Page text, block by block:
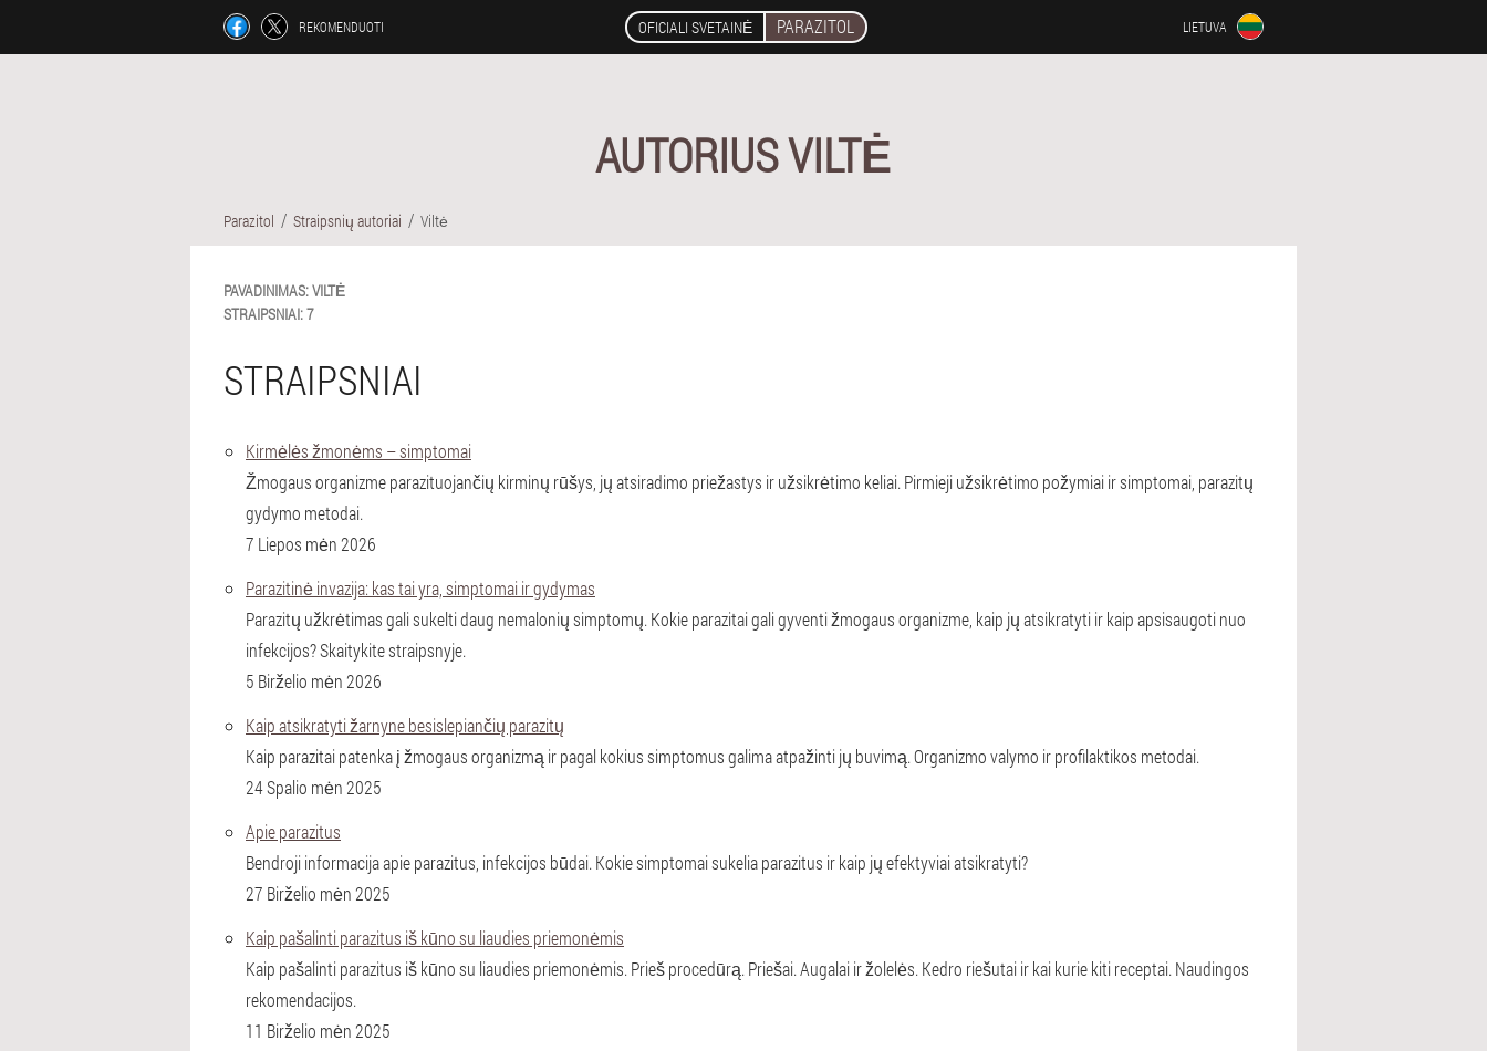
REKOMENDUOTI OFICIALI SVETAINĖ PARAZITOL LIETUVA
AUTORIUS VILTĖ
Parazitol Straipsnių autoriai Viltė
PAVADINIMAS:VILTĖ
STRAIPSNIAI:7
STRAIPSNIAI
Kirmėlės žmonėms – simptomai
Žmogaus organizme parazituojančių kirminų rūšys, jų atsiradimo priežastys ir užsikrėtimo keliai. Pirmieji užsikrėtimo požymiai ir simptomai, parazitų
gydymo metodai.
7 Liepos mėn 2026
Parazitinė invazija: kas tai yra, simptomai ir gydymas
Parazitų užkrėtimas gali sukelti daug nemalonių simptomų. Kokie parazitai gali gyventi žmogaus organizme, kaip jų atsikratyti ir kaip apsisaugoti nuo
infekcijos? Skaitykite straipsnyje.
5 Birželio mėn 2026
Kaip atsikratyti žarnyne besislepiančių parazitų
Kaip parazitai patenka į žmogaus organizmą ir pagal kokius simptomus galima atpažinti jų buvimą. Organizmo valymo ir profilaktikos metodai.
24 Spalio mėn 2025
Apie parazitus
Bendroji informacija apie parazitus, infekcijos būdai. Kokie simptomai sukelia parazitus ir kaip jų efektyviai atsikratyti?
27 Birželio mėn 2025
Kaip pašalinti parazitus iš kūno su liaudies priemonėmis
Kaip pašalinti parazitus iš kūno su liaudies priemonėmis. Prieš procedūrą. Priešai. Augalai ir žolelės. Kedro riešutai ir kai kurie kiti receptai. Naudingos
rekomendacijos.
11 Birželio mėn 2025